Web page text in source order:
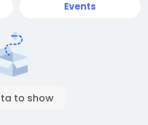
Events
to show